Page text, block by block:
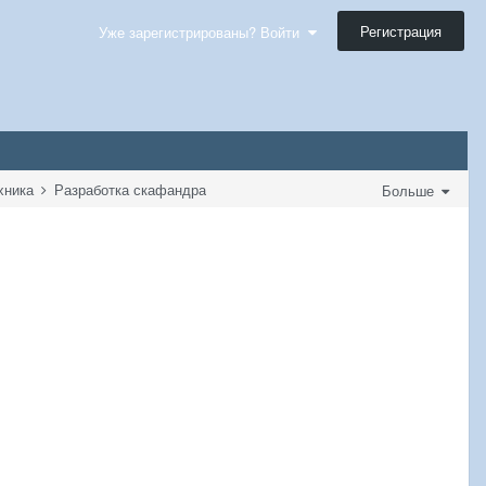
Уже зарегистрированы? Войти Регистрация
Больше
Разработка скафандра